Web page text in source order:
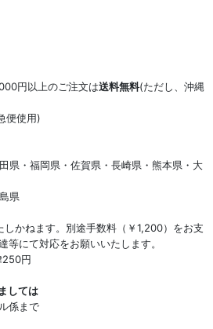
円以上のご注文は送料無料(ただし、沖縄
便使用)
県・福岡県・佐賀県・長崎県・熊本県・大
県
かねます。別途手数料（￥1,200）をお支
等にて対応をお願いいたします。
円
しては
係まで